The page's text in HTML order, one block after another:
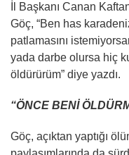
İl Başkanı Canan
Göç, “Ben has
patlamasını
yada darbe olursa hiç
öldürürüm” diye yazdı.
“ÖNCE BENİ
Göç, açıktan yaptığı